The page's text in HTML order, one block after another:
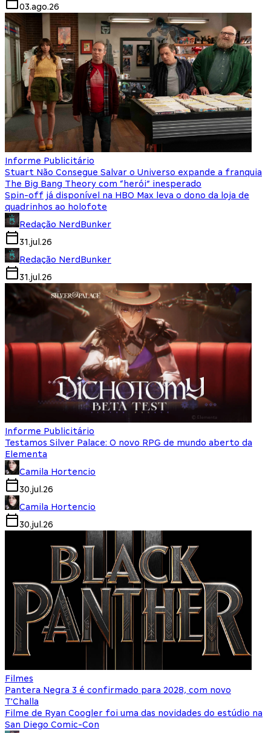
03.ago.26
Informe Publicitário
Stuart Não Consegue Salvar o Universo expande a franquia
The Big Bang Theory com “herói” inesperado
Spin-off já disponível na HBO Max leva o dono da loja de
quadrinhos ao holofote
Redação NerdBunker
31.jul.26
Redação NerdBunker
31.jul.26
Informe Publicitário
Testamos Silver Palace: O novo RPG de mundo aberto da
Elementa
Camila Hortencio
30.jul.26
Camila Hortencio
30.jul.26
Filmes
Pantera Negra 3 é confirmado para 2028, com novo
T'Challa
Filme de Ryan Coogler foi uma das novidades do estúdio na
San Diego Comic-Con